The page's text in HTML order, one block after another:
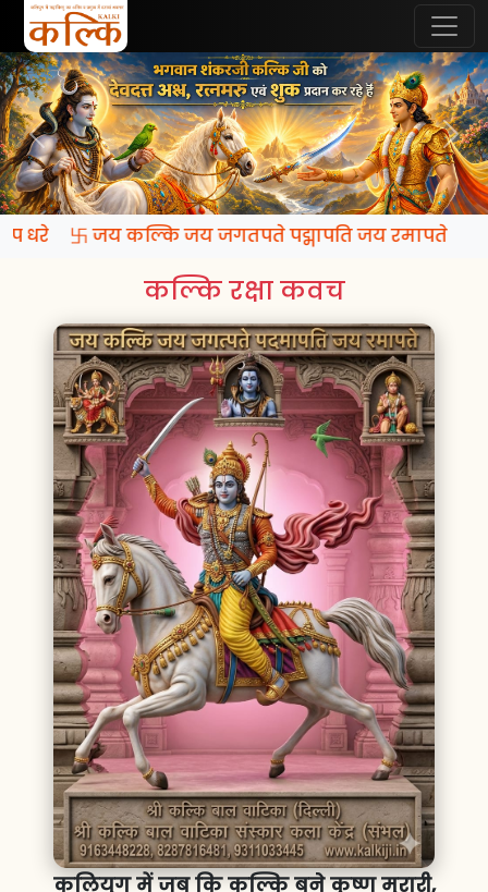
धरे 卐 जय कल्कि जय जगतपते पद्मापति जय रमापते
कल्कि रक्षा कवच
कलियुग में जब कि कल्कि बने कृष्ण मुरारी,